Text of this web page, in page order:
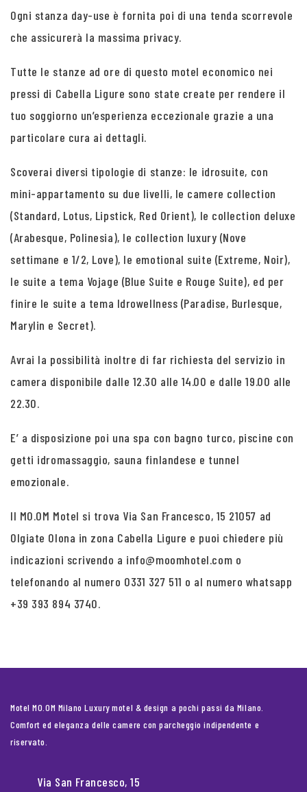
Ogni stanza day-use è fornita poi di una tenda scorrevole
che assicurerà la massima privacy.
Tutte le stanze ad ore di questo motel economico nei
pressi di Cabella Ligure sono state create per rendere il
tuo soggiorno un’esperienza eccezionale grazie a una
particolare cura ai dettagli.
Scoverai diversi tipologie di stanze: le idrosuite, con
mini-appartamento su due livelli, le camere collection
(Standard, Lotus, Lipstick, Red Orient), le collection deluxe
(Arabesque, Polinesia), le collection luxury (Nove
settimane e 1/2, Love), le emotional suite (Extreme, Noir),
le suite a tema Vojage (Blue Suite e Rouge Suite), ed per
finire le suite a tema Idrowellness (Paradise, Burlesque,
Marylin e Secret).
Avrai la possibilità inoltre di far richiesta del servizio in
camera disponibile dalle 12.30 alle 14.00 e dalle 19.00 alle
22.30.
E’ a disposizione poi una spa con bagno turco, piscine con
getti idromassaggio, sauna finlandese e tunnel
emozionale.
Il MO.OM Motel si trova Via San Francesco, 15 21057 ad
Olgiate Olona in zona Cabella Ligure e puoi chiedere più
indicazioni scrivendo a info@moomhotel.com o
telefonando al numero 0331 327 511 o al numero whatsapp
+39 393 894 3740.
Motel MO.OM Milano Luxury motel & design a pochi passi da Milano.
Comfort ed eleganza delle camere con parcheggio indipendente e
riservato.
Via San Francesco, 15